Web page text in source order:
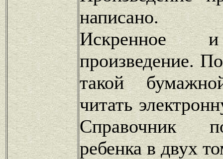
написано.
Искренное и
произведение.
такой
читать
Справочник
ребенка в двух